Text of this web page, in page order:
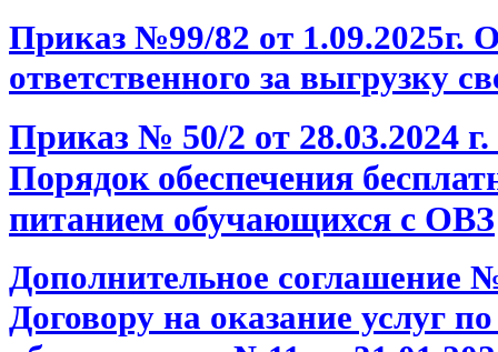
Приказ №99/82 от 1.09.2025г.
ответственного за выгрузку
Приказ № 50/2 от 28.03.2024
Порядок обеспечения
питанием обучающихся с ОВЗ
Дополнительное соглашение
Договору на оказание услуг